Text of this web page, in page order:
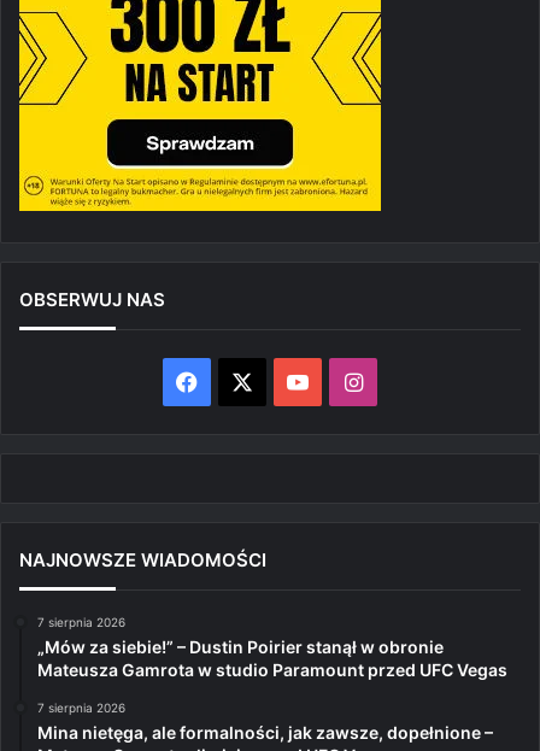
OBSERWUJ NAS
Facebook YouTubeInstagram
NAJNOWSZE WIADOMOŚCI
7 sierpnia 2026
„Mów za siebie!” – Dustin Poirier stanął w obronie
Mateusza Gamrota w studio Paramount przed UFC Vegas
7 sierpnia 2026
Mina nietęga, ale formalności, jak zawsze, dopełnione –